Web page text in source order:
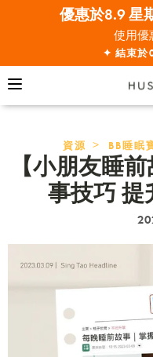
優惠於8.9 星
使用優
✦ 結束於
資源 > BB睡眠
【小朋友睡
事技巧 提